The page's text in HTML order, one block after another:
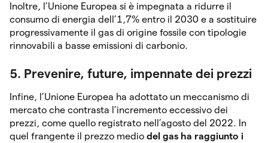
Inoltre, l’Unione Europea si è impegnata a ridurre il
consumo di energia dell’1,7% entro il 2030 e a sostituire
progressivamente il gas di origine fossile con tipologie
rinnovabili a basse emissioni di carbonio.
5. Prevenire, future, impennate dei prezzi
Infine, l’Unione Europea ha adottato un meccanismo di
mercato che contrasta l’incremento eccessivo dei
prezzi, come quello registrato nell’agosto del 2022. In
quel frangente il prezzo medio del gas ha raggiunto i